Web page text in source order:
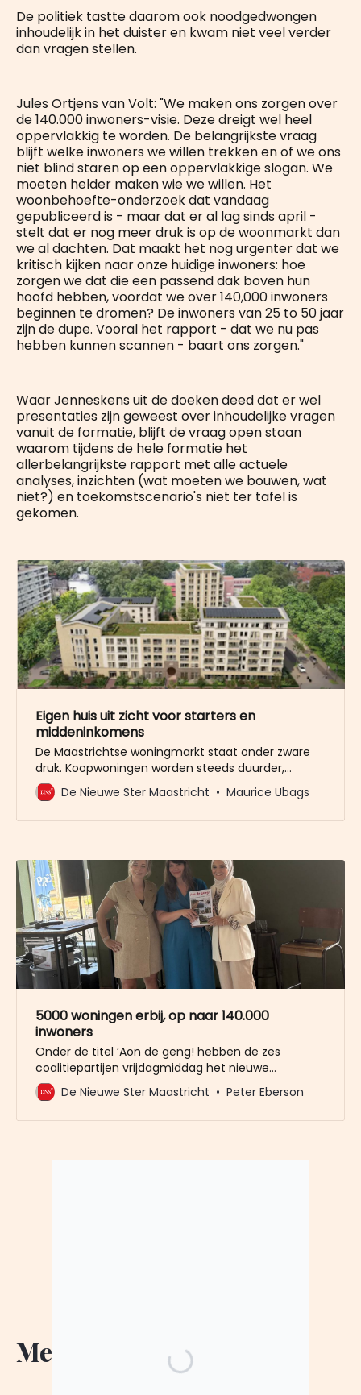
De politiek tastte daarom ook noodgedwongen
inhoudelijk in het duister en kwam niet veel verder
dan vragen stellen.
Jules Ortjens van Volt: "We maken ons zorgen over
de 140.000 inwoners-visie. Deze dreigt wel heel
oppervlakkig te worden. De belangrijkste vraag
blijft welke inwoners we willen trekken en of we ons
niet blind staren op een oppervlakkige slogan. We
moeten helder maken wie we willen. Het
woonbehoefte-onderzoek dat vandaag
gepubliceerd is - maar dat er al lag sinds april -
stelt dat er nog meer druk is op de woonmarkt dan
we al dachten. Dat maakt het nog urgenter dat we
kritisch kijken naar onze huidige inwoners: hoe
zorgen we dat die een passend dak boven hun
hoofd hebben, voordat we over 140,000 inwoners
beginnen te dromen? De inwoners van 25 to 50 jaar
zijn de dupe. Vooral het rapport - dat we nu pas
hebben kunnen scannen - baart ons zorgen."
Waar Jenneskens uit de doeken deed dat er wel
presentaties zijn geweest over inhoudelijke vragen
vanuit de formatie, blijft de vraag open staan
waarom tijdens de hele formatie het
allerbelangrijkste rapport met alle actuele
analyses, inzichten (wat moeten we bouwen, wat
niet?) en toekomstscenario's niet ter tafel is
gekomen.
Eigen huis uit zicht voor starters en
middeninkomens
De Maastrichtse woningmarkt staat onder zware
druk. Koopwoningen worden steeds duurder,
huurprijzen stijgen sneller dan inkomens en de
wachttijden voor sociale huur lopen verder op. Dat
huishoudens met een middeninkomen komen
bijna
De Nieuwe Ster Maastricht Maurice Ubags
5000 woningen erbij, op naar 140.000
inwoners
Onder de titel ’Aon de geng! hebben de zes
coalitiepartijen vrijdagmiddag het nieuwe
coalitieakkoord gepresenteerd. De coalitie wil de
stad laten groeien naar 140.000 inwoners en wil de
De Nieuwe Ster Maastricht Peter Eberson
Meer Nieuws